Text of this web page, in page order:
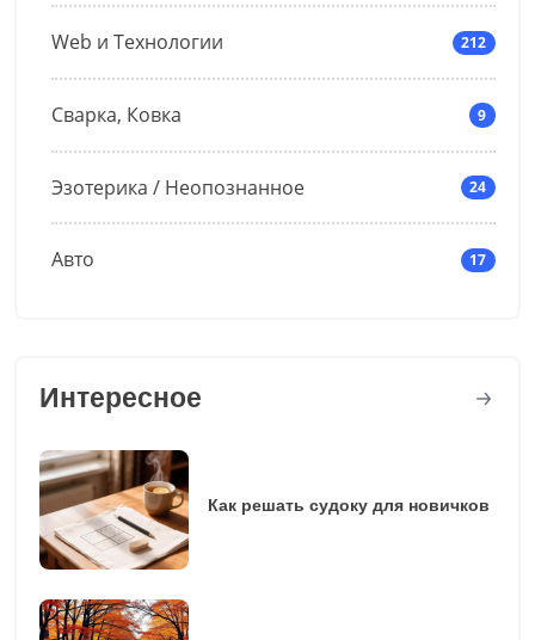
Web и Технологии 212
Сварка, Ковка 9
Эзотерика / Неопознанное 24
Авто 17
Интересное
Как решать судоку для новичков